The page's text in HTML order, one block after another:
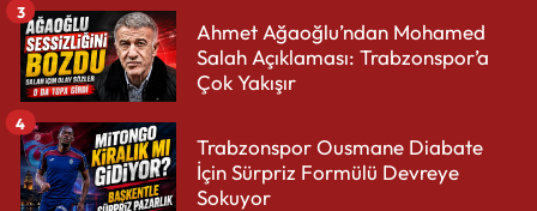
Ahmet Ağaoğlu’ndan Mohamed
Salah Açıklaması: Trabzonspor’a
Çok Yakışır
3
Trabzonspor Ousmane Diabate
İçin Sürpriz Formülü Devreye
Sokuyor
4